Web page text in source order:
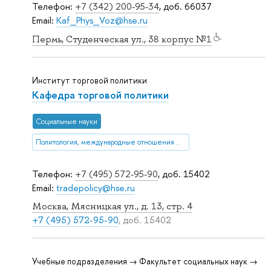
Телефон: +7 (342) 200-95-34, доб. 66037
Email: Kaf_Phys_Voz@hse.ru
Пермь, Студенческая ул., 38 корпус №1
Телефон: +7 (495) 572-95-90, доб. 15402
Email: tradepolicy@hse.ru
Москва, Мясницкая ул., д. 13, стр. 4
+7 (495) 572-95-90, доб. 15402
Институт торговой политики
Кафедра торговой политики
Социальные науки
Политология, международные отношения и ГМУ
Учебные подразделения → Факультет социальных наук →